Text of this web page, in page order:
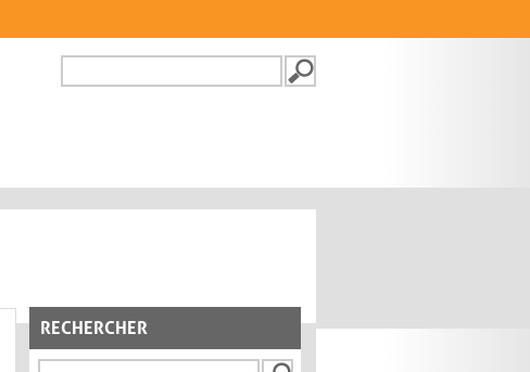
FORMULAIRE DE
RECHERCHER